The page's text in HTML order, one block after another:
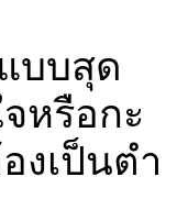
บบสุด
หรือกะ
งเป็นตำ